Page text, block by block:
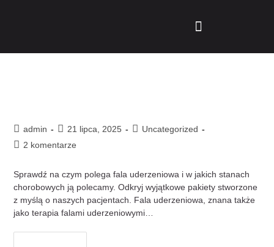
admin 21 lipca, 2025
Uncategorized
2 komentarze
Sprawdź na czym polega fala uderzeniowa i w jakich stanach
chorobowych ją polecamy. Odkryj wyjątkowe pakiety stworzone
z myślą o naszych pacjentach. Fala uderzeniowa, znana także
jako terapia falami uderzeniowymi…